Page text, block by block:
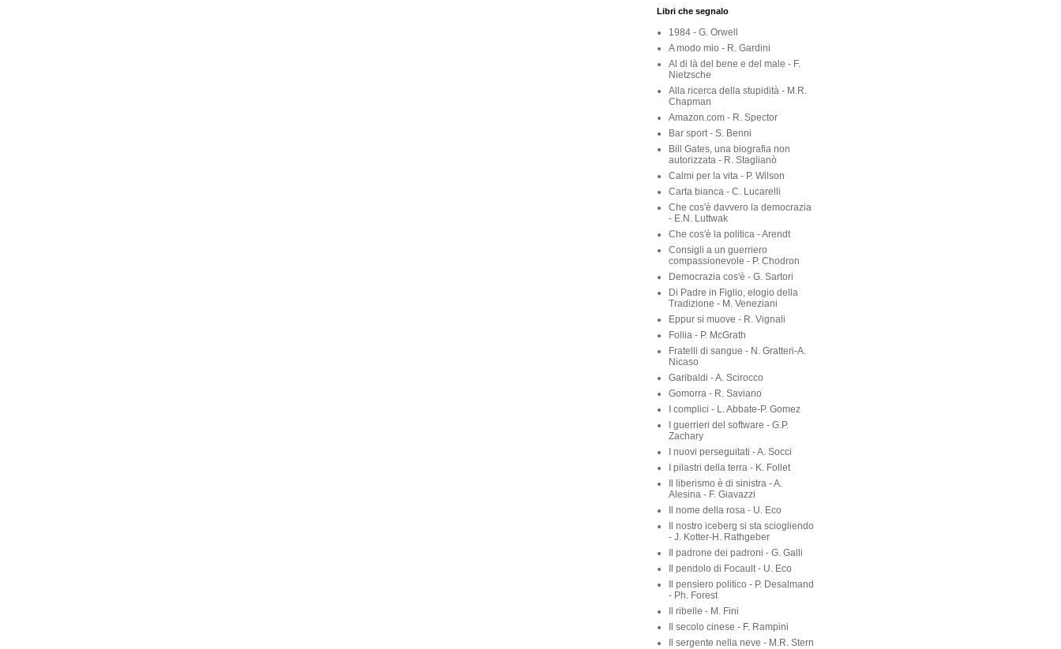
Libri che segnalo
1984 - G. Orwell
A modo mio - R. Gardini
Al di là del bene e del male - F.
Nietzsche
Alla ricerca della stupidità - M.R.
Chapman
Amazon.com - R. Spector
Bar sport - S. Benni
Bill Gates, una biografia non
autorizzata - R. Staglianò
Calmi per la vita - P. Wilson
Carta bianca - C. Lucarelli
Che cos'è davvero la democrazia
- E.N. Luttwak
Che cos'è la politica - Arendt
Consigli a un guerriero
compassionevole - P. Chodron
Democrazia cos'è - G. Sartori
Di Padre in Figlio, elogio della
Tradizione - M. Veneziani
Eppur si muove - R. Vignali
Follia - P. McGrath
Fratelli di sangue - N. Gratteri-A.
Nicaso
Garibaldi - A. Scirocco
Gomorra - R. Saviano
I complici - L. Abbate-P. Gomez
I guerrieri del software - G.P.
Zachary
I nuovi perseguitati - A. Socci
I pilastri della terra - K. Follet
Il liberismo è di sinistra - A.
Alesina - F. Giavazzi
Il nome della rosa - U. Eco
Il nostro iceberg si sta sciogliendo
- J. Kotter-H. Rathgeber
Il padrone dei padroni - G. Galli
Il pendolo di Focault - U. Eco
Il pensiero politico - P. Desalmand
- Ph. Forest
Il ribelle - M. Fini
Il secolo cinese - F. Rampini
Il sergente nella neve - M.R. Stern